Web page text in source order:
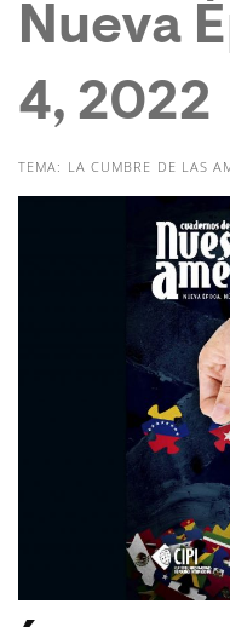
Nueva
4, 2022
TEMA: LA CUMBRE DE LAS